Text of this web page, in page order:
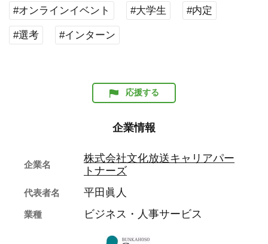
#オンラインイベント #大学生 #内定
#選考 #インターン
応援する
企業情報
企業名
株式会社文化放送キャリアパー
トナーズ
代表者名 平田眞人
業種 ビジネス・人事サービス